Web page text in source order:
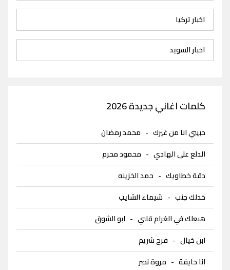
اخبار تركيا
اخبار السويد
كلمات اغاني جديدة 2026
حبيبي انا من غيرك - محمد رمضان
الدلع على الهادي - محمود محرم
دقة خطاويك - حمد الخزينه
خدلك جنب - شيماء الشايب
هبعلك في الغرام قلبي - ابو الشوق
ابن خيال - فرح شريم
انا خايفة - مروة نصر